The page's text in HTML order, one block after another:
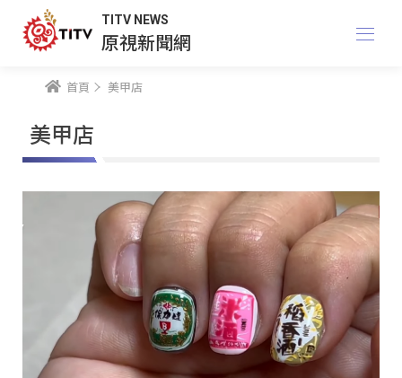
TITV NEWS
原視新聞網
首頁 美甲店
美甲店